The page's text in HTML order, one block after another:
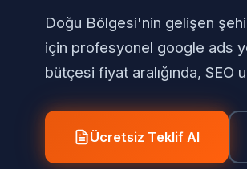
Doğu Bölgesi'nin gelişen
için profesyonel google ads
bütçesi fiyat aralığında,
Ücretsiz Teklif Al